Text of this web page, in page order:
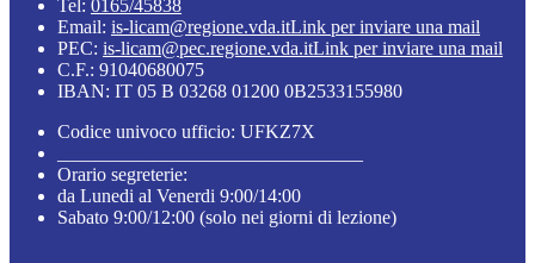
Tel: 0165/45838
Email: is-licam@regione.vda.itLink per inviare una mail
PEC: is-licam@pec.regione.vda.itLink per inviare una mail
C.F.: 91040680075
IBAN: IT 05 B 03268 01200 0B2533155980
Codice univoco ufficio: UFKZ7X
Orario segreterie:
da Lunedi al Venerdi 9:00/14:00
Sabato 9:00/12:00 (solo nei giorni di lezione)